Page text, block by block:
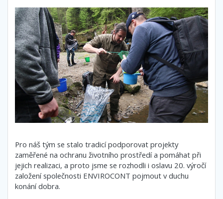
Pro náš tým se stalo tradicí podporovat projekty
zaměřené na ochranu životního prostředí a pomáhat při
jejich realizaci, a proto jsme se rozhodli i oslavu 20. výročí
založení společnosti ENVIROCONT pojmout v duchu
konání dobra.